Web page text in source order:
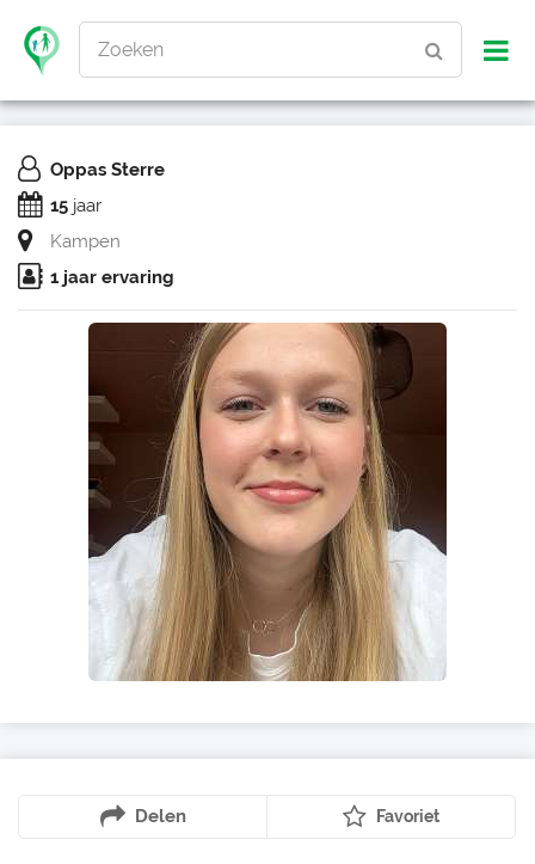
Zoeken
Oppas Sterre
15 jaar
Kampen
1 jaar ervaring
Delen Favoriet